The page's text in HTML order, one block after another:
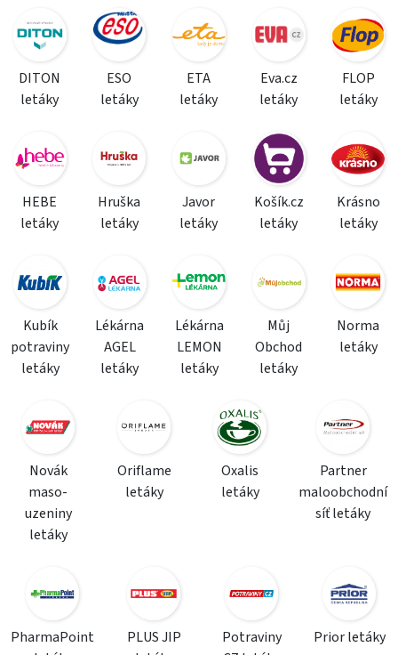
DITON
letáky
ESO
letáky
ETA
letáky
Eva.cz
letáky
FLOP
letáky
HEBE
letáky
Hruška
letáky
Javor
letáky
Košík.cz
letáky
Krásno
letáky
Kubík
potraviny
letáky
Lékárna
AGEL
letáky
Lékárna
LEMON
letáky
Můj
Obchod
letáky
Norma
letáky
Novák
maso-
uzeniny
letáky
Oriflame
letáky
Oxalis
letáky
Partner
maloobchodní
síť letáky
PharmaPoint
PLUS JIP
Potraviny
Prior letáky